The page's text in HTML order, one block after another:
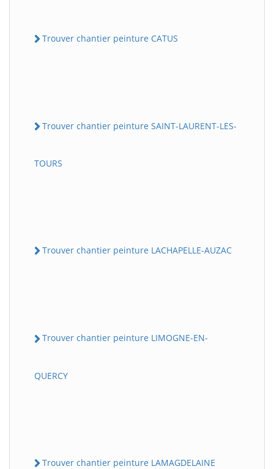
Trouver chantier peinture CATUS
Trouver chantier peinture SAINT-LAURENT-LES-
TOURS
Trouver chantier peinture LACHAPELLE-AUZAC
Trouver chantier peinture LIMOGNE-EN-
QUERCY
Trouver chantier peinture LAMAGDELAINE